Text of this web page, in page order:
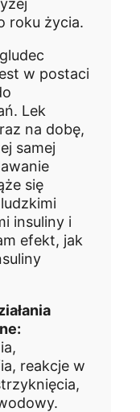
roku życia.
w postaci
Lek
na dobę,
samej
się
insuliny i
efekt, jak
reakcje w